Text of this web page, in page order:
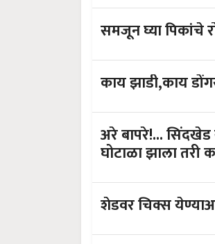
समजून घ्या पिकांचे
काय झाडी,काय
अरे बापरे!... सिंदखेड
घोटाळा झाला तरी
शेडवर चिक्स